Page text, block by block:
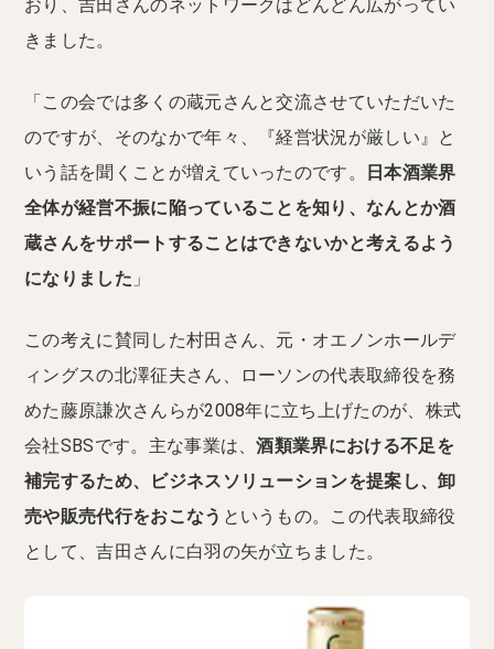
おり、吉田さんのネットワークはどんどん広がってい
きました。
「この会では多くの蔵元さんと交流させていただいた
のですが、そのなかで年々、『経営状況が厳しい』と
いう話を聞くことが増えていったのです。
日本酒業界
全体が経営不振に陥っていることを知り、なんとか酒
蔵さんをサポートすることはできないかと考えるよう
になりました 」
この考えに賛同した村田さん、元・オエノンホールデ
ィングスの北澤征夫さん、ローソンの代表取締役を務
めた藤原謙次さんらが2008年に立ち上げたのが、株式
会社SBSです。主な事業は、酒類業界における不足を
補完するため、ビジネスソリューションを提案し、卸
売や販売代行をおこなう というもの。この代表取締役
として、吉田さんに白羽の矢が立ちました。